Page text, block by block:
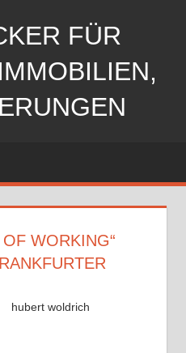
FÜR
WORKING“
hubert woldrich